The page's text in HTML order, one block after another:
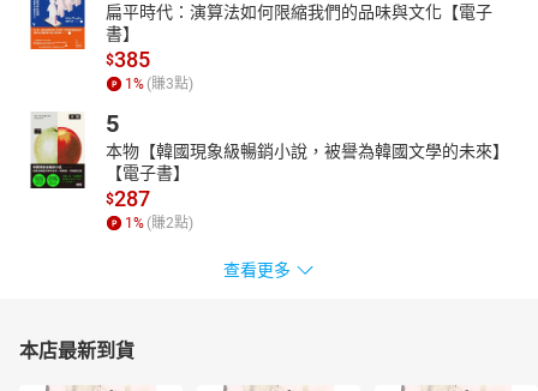
扁平時代：演算法如何限縮我們的品味與文化【電子
書】
$385
1% (賺3點)
5
本物【韓國現象級暢銷小說，被譽為韓國文學的未來】
【電子書】
$287
1% (賺2點)
查看更多
本店最新到貨